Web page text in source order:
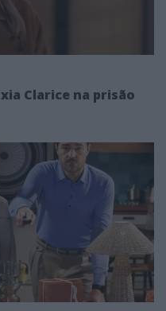
Clarice na prisão